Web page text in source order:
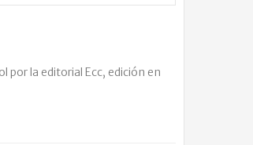
por la editorial Ecc, edición en